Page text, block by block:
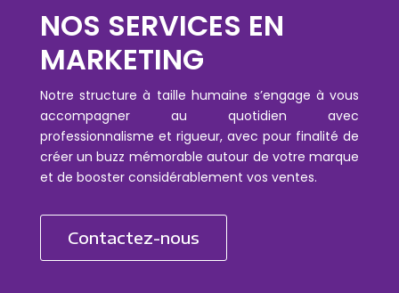
NOS SERVICES EN
MARKETING
Notre structure à taille humaine s’engage à vous
accompagner au quotidien avec
professionnalisme et rigueur, avec pour finalité de
créer un buzz mémorable autour de votre marque
et de booster considérablement vos ventes.
Contactez-nous